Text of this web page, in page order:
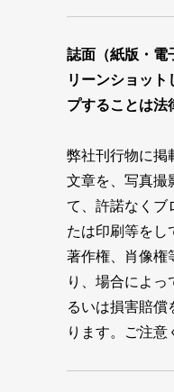
誌面（紙版・電
リーンショット
プすることは法
弊社刊行物に掲
文章を、写真撮
て、許諾なくブ
たは印刷等をし
著作権、肖像権
り、場合によっ
るいは損害賠償
ります。ご注意